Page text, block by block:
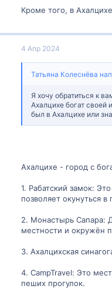
Кроме того, в
4 Апр 2024
Татьяна Колеснёва
Я хочу обратиться к
Ахалцихе богат своей
был в Ахалцихе или
Ахалцихе - город с
1. Рабатский замок:
позволяет окунуться
2. Монастырь Сапара:
местности и окружён
3. Ахалцихская
4. CampTravel: Это
пеших прогулок.